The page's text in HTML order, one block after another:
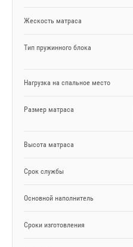
Жескость матраса
Тип пружинного блока
Нагрузка на спальное место
Размер матраса
Высота матраса
Срок службы
Основной наполнитель
Сроки изготовления